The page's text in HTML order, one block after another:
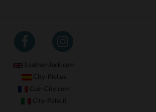
Leather-Jack.com
City-Piel.es
Cuir-City.com
City-Pelle.it